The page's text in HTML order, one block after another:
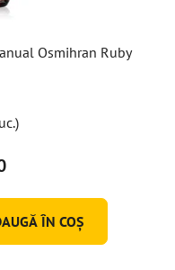
Osmihran Ruby
ÎN COŞ